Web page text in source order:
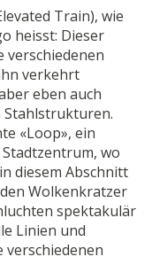
Train), wie
heisst: Dieser
verschiedenen
verkehrt
eben auch
«Loop», ein
wo
diesem Abschnitt
Wolkenkratzer
spektakulär
Linien und